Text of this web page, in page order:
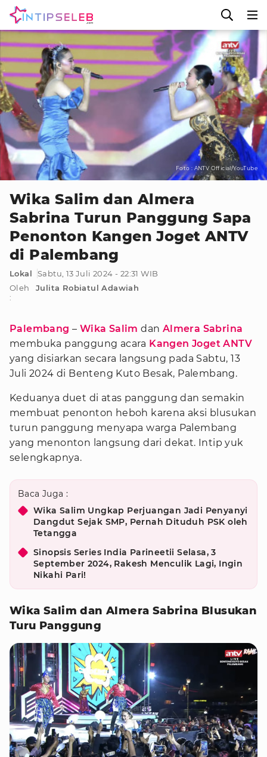
Foto : ANTV Official/YouTube
Wika Salim dan Almera
Sabrina Turun Panggung Sapa
Penonton Kangen Joget ANTV
di Palembang
Lokal
Sabtu, 13 Juli 2024 - 22:31 WIB
Oleh
:
Julita Robiatul Adawiah
Palembang – Wika Salim dan Almera Sabrina
membuka panggung acara Kangen Joget ANTV
yang disiarkan secara langsung pada Sabtu, 13
Juli 2024 di Benteng Kuto Besak, Palembang.
Keduanya duet di atas panggung dan semakin
membuat penonton heboh karena aksi blusukan
turun panggung menyapa warga Palembang
yang menonton langsung dari dekat. Intip yuk
selengkapnya.
Baca Juga :
Wika Salim Ungkap Perjuangan Jadi Penyanyi
Dangdut Sejak SMP, Pernah Dituduh PSK oleh
Tetangga
Sinopsis Series India Parineetii Selasa, 3
September 2024, Rakesh Menculik Lagi, Ingin
Nikahi Pari!
Wika Salim dan Almera Sabrina Blusukan
Turu Panggung